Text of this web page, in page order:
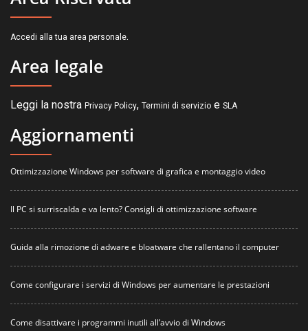
Accedi alla tua area personale.
Area legale
Leggi la nostra Privacy Policy, Termini di servizio e SLA
Aggiornamenti
Ottimizzazione Windows per software di grafica e montaggio video
Il PC si surriscalda e va lento? Consigli di ottimizzazione software
Guida alla rimozione di adware e bloatware che rallentano il computer
Come configurare i servizi di Windows per aumentare le prestazioni
Come disattivare i programmi inutili all’avvio di Windows